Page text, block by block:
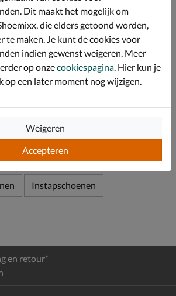
leren voetbed met foam laag wat
en comfort biedt gedurende de
flexibele loopzool die de
je voet perfect volgt.
Instapschoenen
en retour*
Dit maakt het mogelijk om
die elders getoond worden,
te maken. Je kunt de cookies voor
indien gewenst weigeren. Meer
op onzecookiespagina. Hier kun je
op een later moment nog wijzigen.
Accepteren
Weigeren